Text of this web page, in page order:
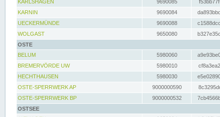
KARLSHAGEN
9690085
KARNIN
9690084
UECKERMÜNDE
9690088
WOLGAST
9650080
OSTE
BELUM
5980060
BREMERVÖRDE UW
5980010
HECHTHAUSEN
5980030
OSTE-SPERRWERK AP
9000000590
OSTE-SPERRWERK BP
9000000532
OSTSEE